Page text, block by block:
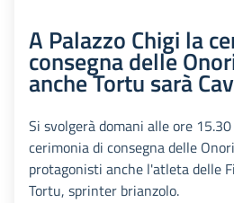
A Palazzo Chigi la
consegna delle
anche Tortu sarà
Si svolgerà domani alle ore
cerimonia di consegna delle
protagonisti anche l'atleta delle
Tortu, sprinter brianzolo.